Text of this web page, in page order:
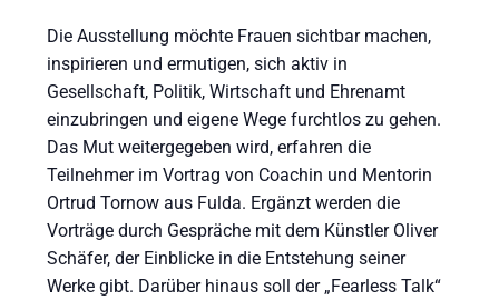
Die Ausstellung möchte Frauen sichtbar machen,
inspirieren und ermutigen, sich aktiv in
Gesellschaft, Politik, Wirtschaft und Ehrenamt
einzubringen und eigene Wege furchtlos zu gehen.
Das Mut weitergegeben wird, erfahren die
Teilnehmer im Vortrag von Coachin und Mentorin
Ortrud Tornow aus Fulda. Ergänzt werden die
Vorträge durch Gespräche mit dem Künstler Oliver
Schäfer, der Einblicke in die Entstehung seiner
Werke gibt. Darüber hinaus soll der „Fearless Talk“